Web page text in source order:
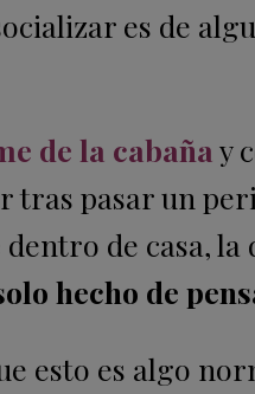
es de
de la cabaña y
tras pasar un
de casa,
hecho de
esto es algo